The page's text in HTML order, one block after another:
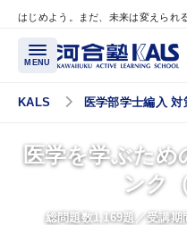
はじめよう。まだ、未来は変えられる
メインコンテンツへスキップ
MENU
講座トップページ
医学部学士編入とは？
KALS 医学部学士編入 対
医学を学ぶた
ンク
総問題数1,169題／受講